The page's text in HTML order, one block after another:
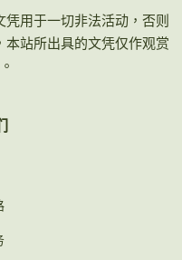
用于一切非法活动，否则
站所出具的文凭仅作观赏